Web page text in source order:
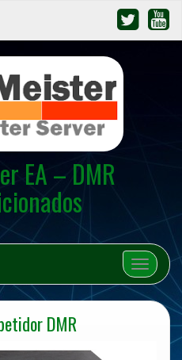
EA – DMR
Cambiar
DMR